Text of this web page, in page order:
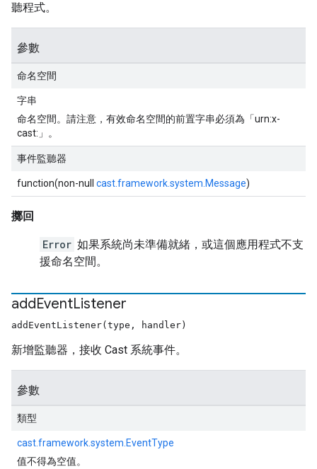
聽程式。
參數
命名空間
字串
命名空間。請注意，有效命名空間的前置字串必須為「urn:x-
cast:」。
事件監聽器
function(non-null cast.framework.system.Message)
擲回
Error 如果系統尚未準備就緒，或這個應用程式不支
援命名空間。
addEventListener
addEventListener(type, handler)
新增監聽器，接收 Cast 系統事件。
參數
類型
cast.framework.system.EventType
值不得為空值。